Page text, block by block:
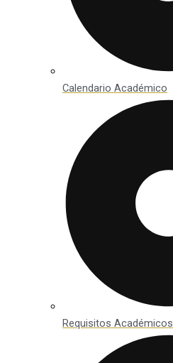
Calendario Académico
Requisitos Académicos